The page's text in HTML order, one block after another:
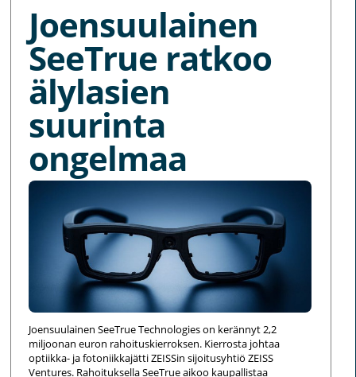
Joensuulainen
SeeTrue ratkoo
älylasien
suurinta
ongelmaa
Joensuulainen SeeTrue Technologies on kerännyt 2,2
miljoonan euron rahoituskierroksen. Kierrosta johtaa
optiikka- ja fotoniikkajätti ZEISSin sijoitusyhtiö ZEISS
Ventures. Rahoituksella SeeTrue aikoo kaupallistaa